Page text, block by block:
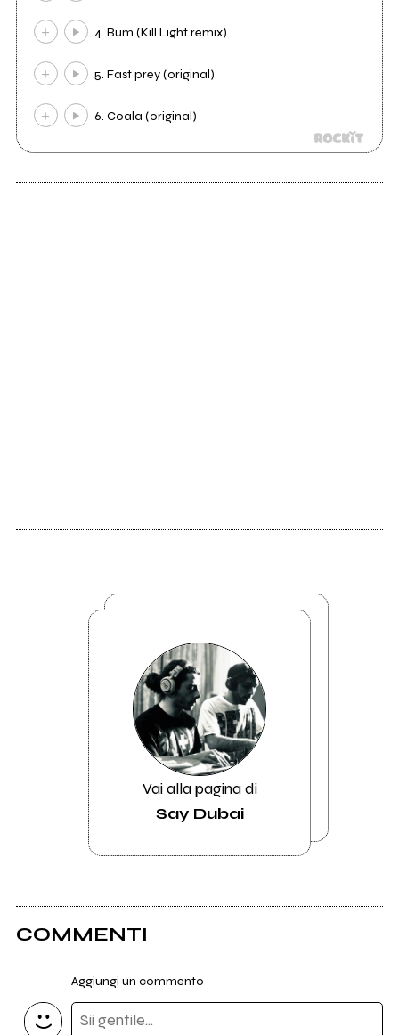
4. Bum (Kill Light remix)
5. Fast prey (original)
6. Coala (original)
Vai alla pagina di
Say Dubai
COMMENTI
Aggiungi un commento